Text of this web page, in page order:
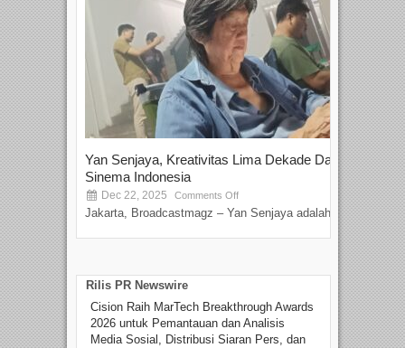
Yan Senjaya, Kreativitas Lima Dekade Dalam
Sinema Indonesia
Dec 22, 2025 Comments Off
Jakarta, Broadcastmagz – Yan Senjaya adalah...
Rilis PR Newswire
Cision Raih MarTech Breakthrough Awards
2026 untuk Pemantauan dan Analisis
Media Sosial, Distribusi Siaran Pers, dan